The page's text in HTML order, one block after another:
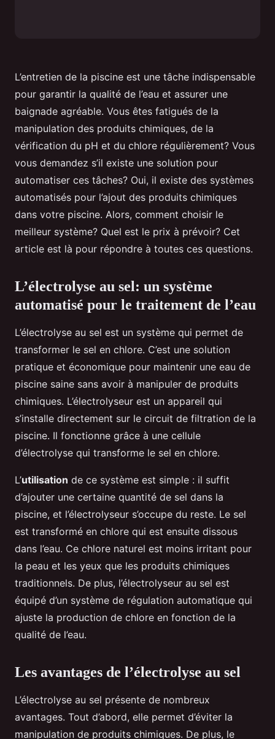
L’entretien de la piscine est une tâche indispensable
pour garantir la qualité de l’eau et assurer une
baignade agréable. Vous êtes fatigués de la
manipulation des produits chimiques, de la
vérification du pH et du chlore régulièrement? Vous
vous demandez s’il existe une solution pour
automatiser ces tâches? Oui, il existe des systèmes
automatisés pour l’ajout des produits chimiques
dans votre piscine. Alors, comment choisir le
meilleur système? Quel est le prix à prévoir? Cet
article est là pour répondre à toutes ces questions.
L’électrolyse au sel: un système
automatisé pour le traitement de l’eau
L’électrolyse au sel est un système qui permet de
transformer le sel en chlore. C’est une solution
pratique et économique pour maintenir une eau de
piscine saine sans avoir à manipuler de produits
chimiques. L’électrolyseur est un appareil qui
s’installe directement sur le circuit de filtration de la
piscine. Il fonctionne grâce à une cellule
d’électrolyse qui transforme le sel en chlore.
L’utilisation de ce système est simple : il suffit
d’ajouter une certaine quantité de sel dans la
piscine, et l’électrolyseur s’occupe du reste. Le sel
est transformé en chlore qui est ensuite dissous
dans l’eau. Ce chlore naturel est moins irritant pour
la peau et les yeux que les produits chimiques
traditionnels. De plus, l’électrolyseur au sel est
équipé d’un système de régulation automatique qui
ajuste la production de chlore en fonction de la
qualité de l’eau.
Les avantages de l’électrolyse au sel
L’électrolyse au sel présente de nombreux
avantages. Tout d’abord, elle permet d’éviter la
manipulation de produits chimiques. De plus, le